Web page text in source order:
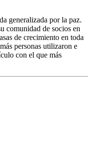
generalizada por la paz.
comunidad de socios en
de crecimiento en toda
personas utilizaron e
con el que más